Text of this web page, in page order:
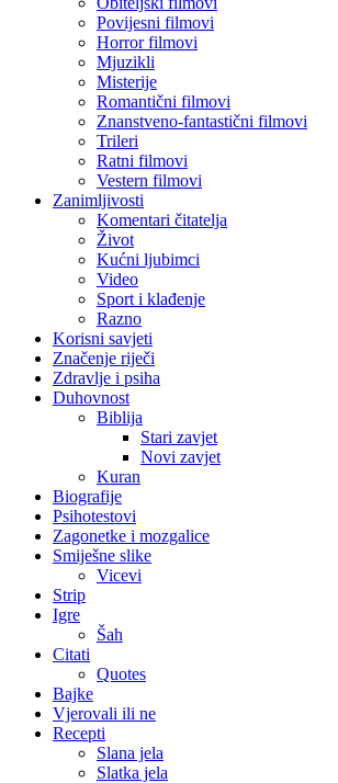
Povijesni filmovi
Horror filmovi
Mjuzikli
Misterije
Romantični filmovi
Znanstveno-fantastični filmovi
Trileri
Ratni filmovi
Vestern filmovi
Zanimljivosti
Komentari čitatelja
Život
Kućni ljubimci
Video
Sport i klađenje
Razno
Korisni savjeti
Značenje riječi
Zdravlje i psiha
Duhovnost
Biblija
Stari zavjet
Novi zavjet
Kuran
Biografije
Psihotestovi
Zagonetke i mozgalice
Smiješne slike
Vicevi
Strip
Igre
Šah
Citati
Quotes
Bajke
Vjerovali ili ne
Recepti
Slana jela
Slatka jela